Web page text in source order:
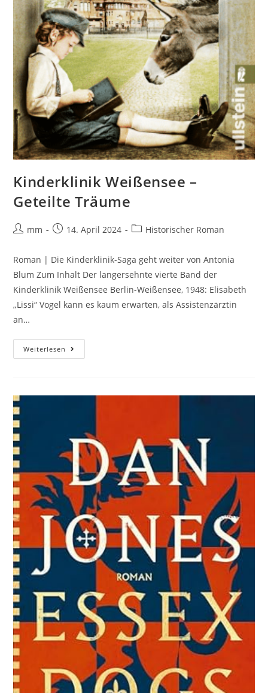
Kinderklinik Weißensee –
Geteilte Träume
mm 14. April 2024 Historischer Roman
Roman | Die Kinderklinik-Saga geht weiter von Antonia
Blum Zum Inhalt Der langersehnte vierte Band der
Kinderklinik Weißensee Berlin-Weißensee, 1948: Elisabeth
„Lissi“ Vogel kann es kaum erwarten, als Assistenzärztin
an…
Weiterlesen